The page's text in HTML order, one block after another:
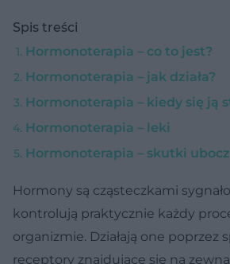
Spis treści
Hormonoterapia – co to jest?
Hormonoterapia – jak działa?
Hormonoterapia – kiedy się ją
Hormonoterapia – leki
Hormonoterapia – skutki
Hormony są cząsteczkami
kontrolują praktycznie każdy
organizmie. Działają one poprzez
receptory znajdujące się na